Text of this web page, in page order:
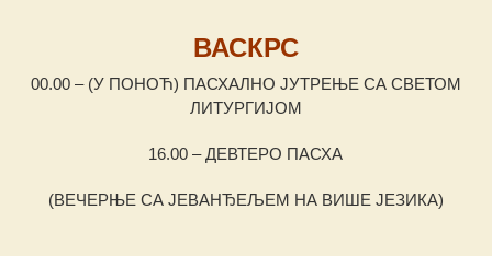
ВАСКРС
00.00 – (У ПОНОЋ) ПАСХАЛНО ЈУТРЕЊЕ СА СВЕТОМ
ЛИТУРГИЈОМ
16.00 – ДЕВТЕРО ПАСХА
(ВЕЧЕРЊЕ СА ЈЕВАНЂЕЉЕМ НА ВИШЕ ЈЕЗИКА)